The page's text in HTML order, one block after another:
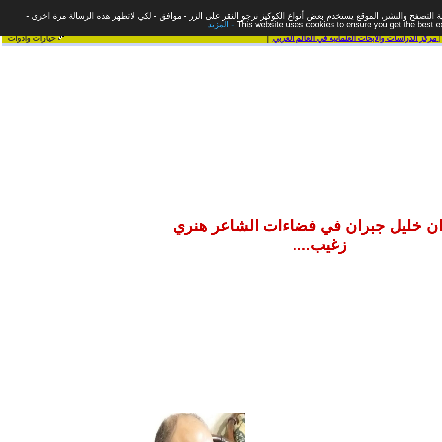
التصفح والنشر، الموقع يستخدم بعض أنواع الكوكيز نرجو النقر على الزر - موافق - لكي لاتظهر هذه الرسالة مرة اخرى -
This website uses cookies to ensure you get the best
|مركز الدراسات والابحاث العلمانية في العالم العربي | خيارات وادوات
خليل جبران في فضاءات الشاعر هنري
زغيب....